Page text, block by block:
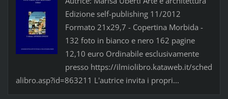
Edizione self-publishing 11/2012
Formato 21x29,7 - Copertina Morbida -
132 foto in bianco e nero 162 pagine
12,10 euro Ordinabile esclusivamente
presso https://ilmiolibro.kataweb.it/sched
alibro.asp?id=863211 L'autrice invita i propri...